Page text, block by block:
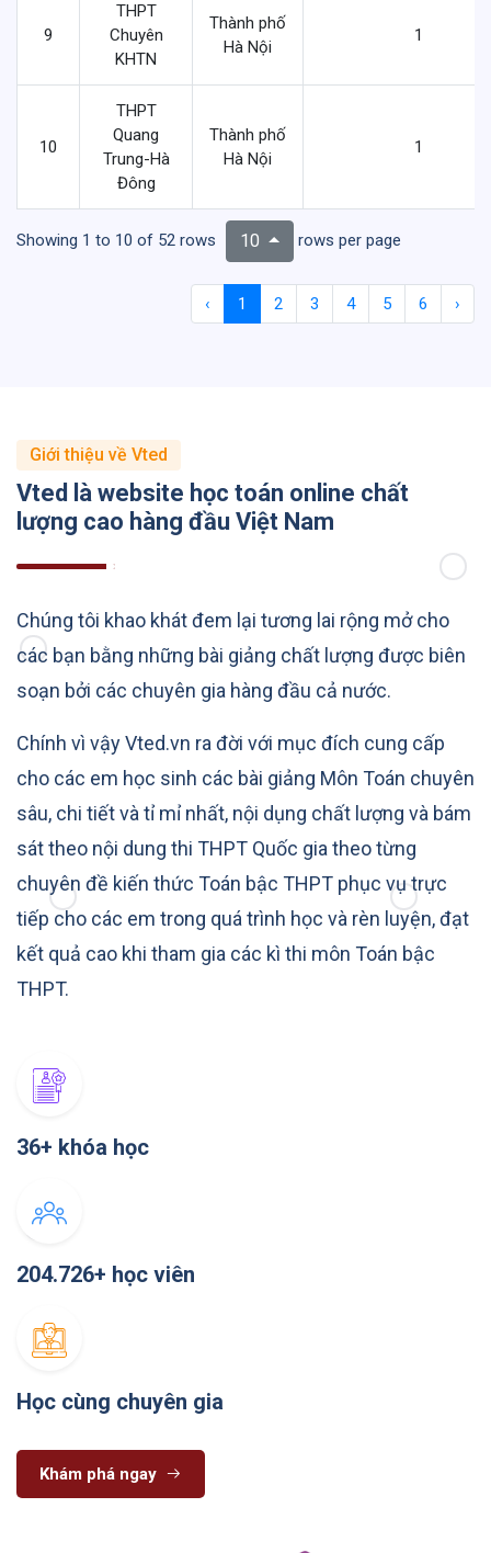
9
THPT
Chuyên
KHTN
Thành phố
Hà Nội
1
10
THPT
Quang
Trung-Hà
Đông
Thành phố
Hà Nội
1
Showing 1 to 10 of 52 rows 10 rows per page
‹ 1 2 3 4 5 6 ›
Giới thiệu về Vted
Vted là website học toán online chất
lượng cao hàng đầu Việt Nam
Chúng tôi khao khát đem lại tương lai rộng mở cho
các bạn bằng những bài giảng chất lượng được biên
soạn bởi các chuyên gia hàng đầu cả nước.
Chính vì vậy Vted.vn ra đời với mục đích cung cấp
cho các em học sinh các bài giảng Môn Toán chuyên
sâu, chi tiết và tỉ mỉ nhất, nội dụng chất lượng và bám
sát theo nội dung thi THPT Quốc gia theo từng
chuyên đề kiến thức Toán bậc THPT phục vụ trực
tiếp cho các em trong quá trình học và rèn luyện, đạt
kết quả cao khi tham gia các kì thi môn Toán bậc
THPT.
36+ khóa học
204.726+ học viên
Học cùng chuyên gia
Khám phá ngay